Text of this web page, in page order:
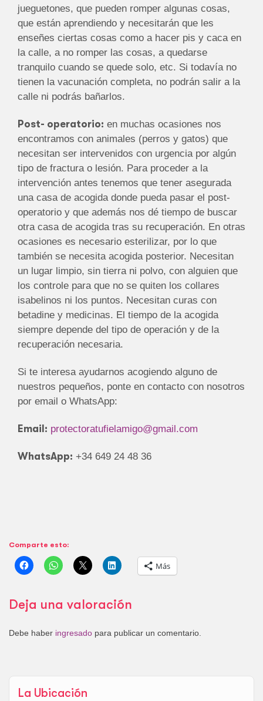
La Ubicación
jueguetones, que pueden romper algunas cosas,
que están aprendiendo y necesitarán que les
enseñes ciertas cosas como a hacer pis y caca en
la calle, a no romper las cosas, a quedarse
tranquilo cuando se quede solo, etc. Si todavía no
tienen la vacunación completa, no podrán salir a la
calle ni podrás bañarlos.
Post- operatorio: en muchas ocasiones nos
encontramos con animales (perros y gatos) que
necesitan ser intervenidos con urgencia por algún
tipo de fractura o lesión. Para proceder a la
intervención antes tenemos que tener asegurada
una casa de acogida donde pueda pasar el post-
operatorio y que además nos dé tiempo de buscar
otra casa de acogida tras su recuperación. En otras
ocasiones es necesario esterilizar, por lo que
también se necesita acogida posterior. Necesitan
un lugar limpio, sin tierra ni polvo, con alguien que
los controle para que no se quiten los collares
isabelinos ni los puntos. Necesitan curas con
betadine y medicinas. El tiempo de la acogida
siempre depende del tipo de operación y de la
recuperación necesaria.
Si te interesa ayudarnos acogiendo alguno de
nuestros pequeños, ponte en contacto con nosotros
por email o WhatsApp:
Email: protectoratufielamigo@gmail.com
WhatsApp: +34 649 24 48 36
Comparte esto:
Más
Deja una valoración
Debe haber ingresado para publicar un comentario.